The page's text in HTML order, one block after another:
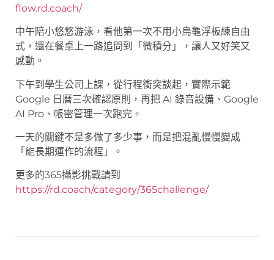
flow.rd.coach/
中午陪小悠悠游泳，看他第一次不用小烏龜浮板練自由
式，還在餐桌上一路追問到「微積分」，讓人又好笑又
感動。
下午到學生公司上課，從行程衝突談起，實際示範
Google 日曆三次確認原則，再把 AI 錄音設備、Google
AI Pro、帳密管理一次跑完。
一天的關鍵不是多做了多少事，而是把混亂慢慢變成
「能長期運作的流程」。
更多的365攝影挑戰請到
https://rd.coach/category/365challenge/